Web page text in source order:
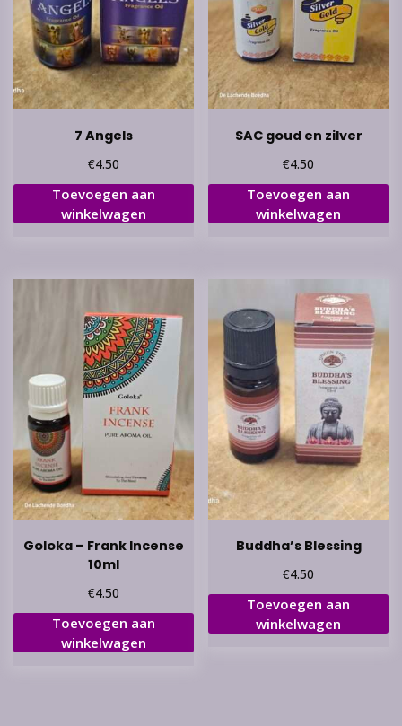
7 Angels
€4.50
Toevoegen aan
winkelwagen
SAC goud en zilver
€4.50
Toevoegen aan
winkelwagen
Goloka – Frank Incense
10ml
€4.50
Toevoegen aan
winkelwagen
Buddha’s Blessing
€4.50
Toevoegen aan
winkelwagen